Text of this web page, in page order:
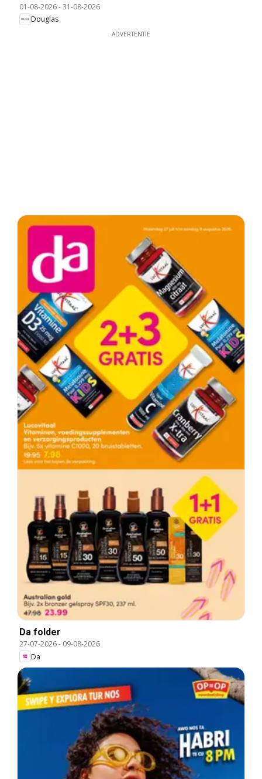
01-08-2026-31-08-2026
Douglas
ADVERTENTIE
Da folder
27-07-2026- 09-08-2026
Da